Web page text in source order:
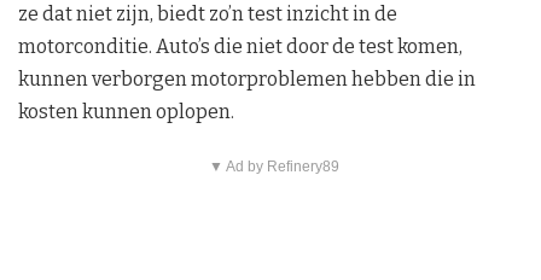
ze dat niet zijn, biedt zo’n test inzicht in de
motorconditie. Auto’s die niet door de test komen,
kunnen verborgen motorproblemen hebben die in
kosten kunnen oplopen.
▼ Ad by Refinery89